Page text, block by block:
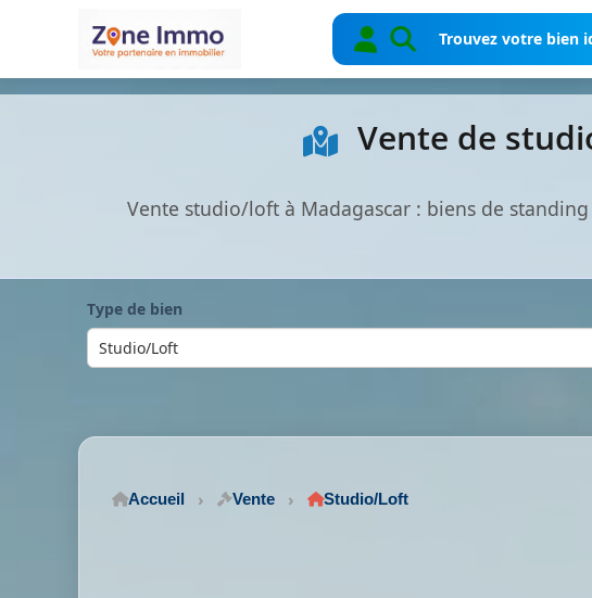
Trouvez votre bien
Vente de
Vente studio/loft à Madagascar : biens de
Type de bien
Accueil Vente Studio/Loft